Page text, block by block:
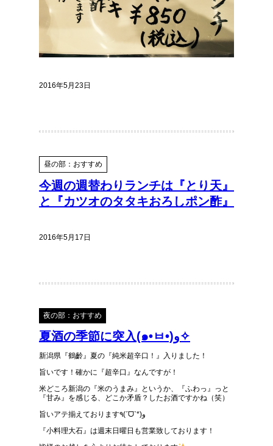
2016年5月23日
昼の部：おすすめ
今週の週替わりランチは『とり天』
と『カツオのタタキおろしポン酢』
2016年5月17日
夜の部：おすすめ
夏酒の季節に突入(๑•ㅂ•)و✧
新潟県『鶴齡』夏の『純米超辛口！』入りました！
旨いです！確かに『超辛口』なんですが！
米どころ新潟の『米のうまみ』というか、『ふわっ』っと
『甘み』を感じる、どこか矛盾？したお酒ですかね（笑）
旨いアテ揃えております٩(ˊᗜˋ*)و
『小料理大石』は週末日曜日も営業致しております！